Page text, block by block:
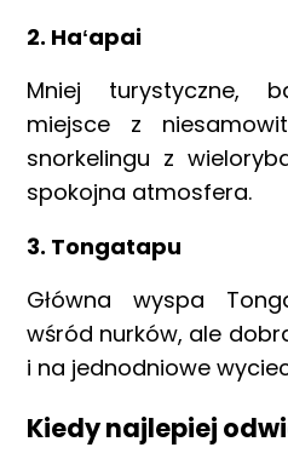
Strona
2. Haʻapai
Mniej turystyczne,
miejsce z
snorkelingu z
spokojna atmosfera.
3. Tongatapu
Główna wyspa
wśród nurków, ale
i na jednodniowe
Kiedy najlepiej